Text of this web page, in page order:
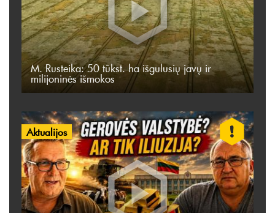
M. Rusteika: 50 tūkst. ha išgulusių javų ir
milijoninės išmokos
Aktualijos